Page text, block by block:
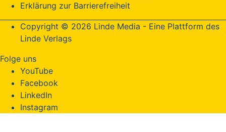
Erklärung zur Barrierefreiheit
Copyright © 2026 Linde Media - Eine Plattform des
Linde Verlags
Folge uns
YouTube
Facebook
LinkedIn
Instagram